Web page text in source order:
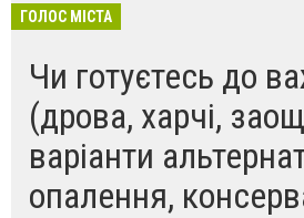
ГОЛОС МІСТА
Чи готуєтесь до
(дрова, харчі,
варіанти
опалення,